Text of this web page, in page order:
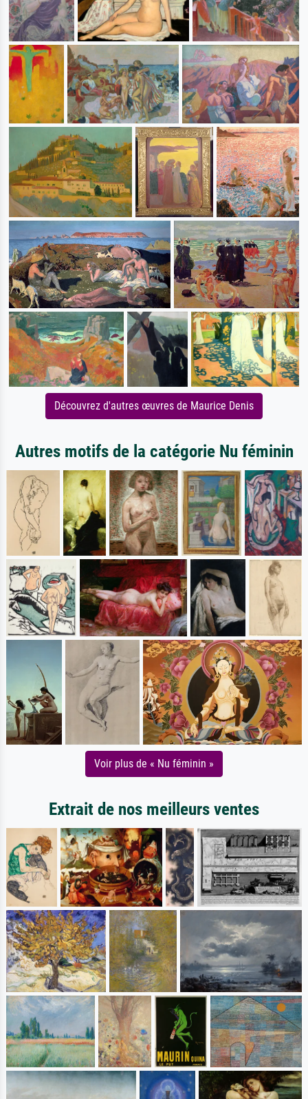
Découvrez d'autres œuvres de Maurice Denis
Autres motifs de la catégorie Nu féminin
Voir plus de « Nu féminin »
Extrait de nos meilleurs ventes